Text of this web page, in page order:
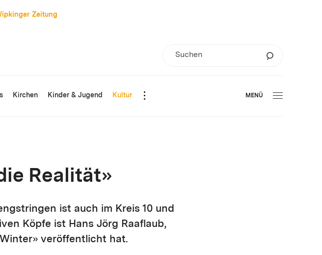
Zeitung
Kirchen Kinder & Jugend Kultur MENÜ
Realität»
ist auch im Kreis 10 und
Köpfe ist Hans Jörg Raaflaub,
veröffentlicht hat.